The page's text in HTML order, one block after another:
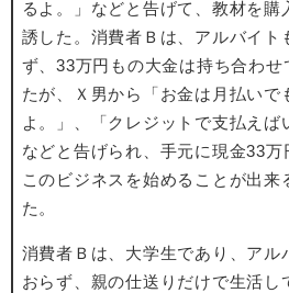
るよ。」などと告げて、教材を購
誘した。消費者Ｂは、アルバイト
ず、33万円もの大金は持ち合わせ
たが、Ｘ男から「お金は月払いで
よ。」、「クレジットで支払えば
などと告げられ、手元に現金33万
このビジネスを始めることが出来
た。
消費者Ｂは、大学生であり、アル
おらず、親の仕送りだけで生活し